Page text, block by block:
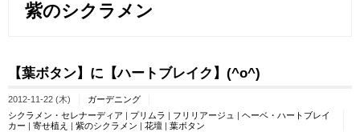
紫のシクラメン
【葉ボタン】に【ハートブレイク】(^o^)
2012-11-22 (木)
ガーデニング
シクラメン・セレナーディア | プリムラ | フリリアージュ | ヘーベ・ハートブレイ
カー | 寄せ植え | 紫のシクラメン | 花壇 | 葉ボタン